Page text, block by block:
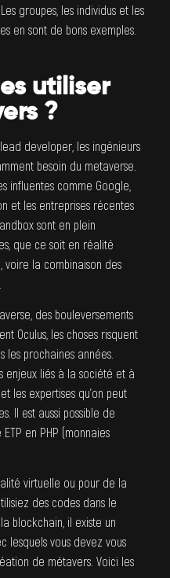
groupes, les individus et les
en sont de bons exemples.
utiliser
?
lead developer, les ingénieurs
besoin du metaverse.
influentes comme Google,
et les entreprises récentes
sont en plein
que ce soit en réalité
la combinaison des
.
des bouleversements
Oculus, les choses risquent
les prochaines années.
enjeux liés à la société et à
les expertises qu’on peut
Il est aussi possible de
en PHP (monnaies
virtuelle ou pour de la
des codes dans le
blockchain, il existe un
lesquels vous devez vous
de métavers. Voici les